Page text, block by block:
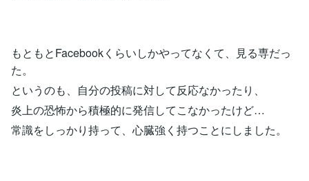
もともとFacebookくらいしかやってなくて、見る専だっ
た。
というのも、自分の投稿に対して反応なかったり、
炎上の恐怖から積極的に発信してこなかったけど…
常識をしっかり持って、心臓強く持つことにしました。